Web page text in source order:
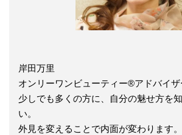
岸田万里
オンリーワンビューティー®アドバイザ
少しでも多くの方に、自分の魅せ方を
い。
外見を変えることで内面が変わります。